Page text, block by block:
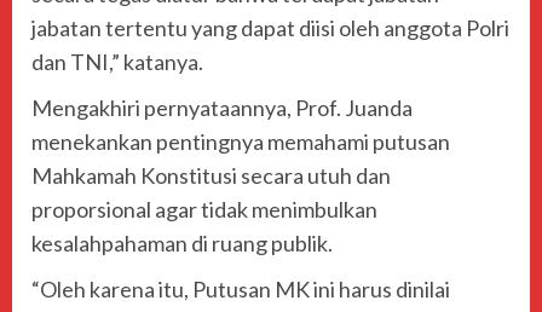
jabatan tertentu yang dapat diisi oleh anggota Polri
dan TNI,” katanya.
Mengakhiri pernyataannya, Prof. Juanda
menekankan pentingnya memahami putusan
Mahkamah Konstitusi secara utuh dan
proporsional agar tidak menimbulkan
kesalahpahaman di ruang publik.
“Oleh karena itu, Putusan MK ini harus dinilai